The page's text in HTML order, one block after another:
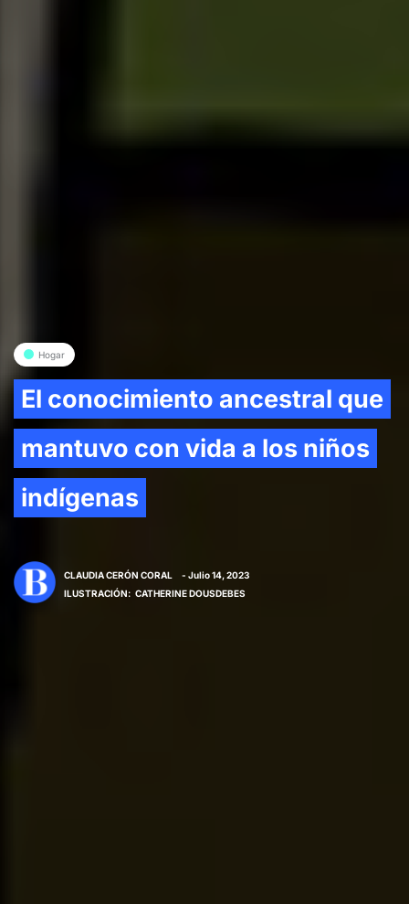
Hogar
El conocimiento ancestral que
mantuvo con vida a los niños
indígenas
CLAUDIA CERÓN CORAL
- Julio 14, 2023
ILUSTRACIÓN: CATHERINE DOUSDEBES